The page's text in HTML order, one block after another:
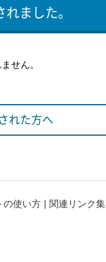
ました。
せん。
れた方へ
の使い方 関連リンク集